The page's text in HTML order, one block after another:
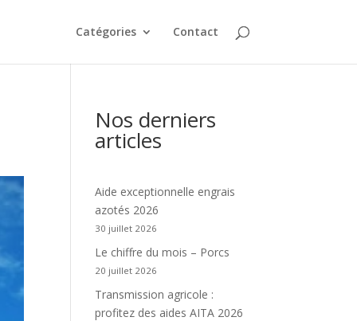
Catégories Contact
Nos derniers
articles
Aide exceptionnelle engrais
azotés 2026
30 juillet 2026
Le chiffre du mois – Porcs
20 juillet 2026
Transmission agricole :
profitez des aides AITA 2026